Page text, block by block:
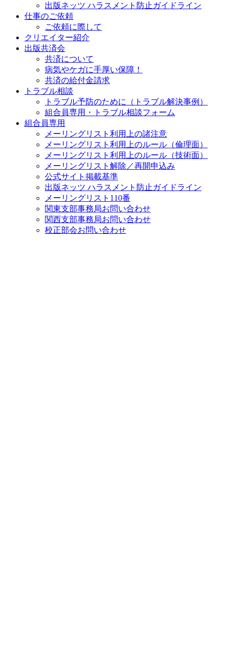
出版ネッツ ハラスメント防止ガイドライン
仕事のご依頼
ご依頼に際して
クリエイター紹介
出版共済会
共済について
病気やケガに手厚い保障！
共済の給付金請求
トラブル相談
トラブル予防のために（トラブル解決事例）
組合員専用・トラブル相談フォーム
組合員専用
メーリングリスト利用上の諸注意
メーリングリスト利用上のルール（倫理面）
メーリングリスト利用上のルール（技術面）
メーリングリスト解除／再開申込み
公式サイト掲載基準
出版ネッツ ハラスメント防止ガイドライン
メーリングリスト110番
関東支部事務局お問い合わせ
関西支部事務局お問い合わせ
校正部会お問い合わせ